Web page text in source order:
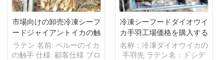
送：入金確認後20日以内
起源：中国 ブランド：fu
wang hang
で 発送：入金確認後20日
以内 起源：中国 ブラン
ド：fu wan hang
市場向けの卸売冷凍シーフ
ードジャイアントイカの触
手
ラテン 名前: ペルーのイカ
の触手 仕様: 顧客仕様 プロ
冷凍シーフードダイオウイ
カ手羽工場価格を購入する
名称：冷凍ダイオウイカの
手羽先 ラテン名：ドシデ